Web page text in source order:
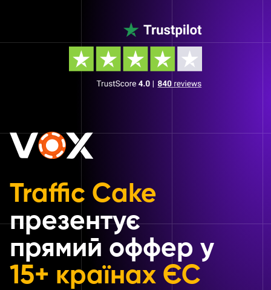
Traffic Cake
презентує
прямий оффер у
15+ країнах ЄС